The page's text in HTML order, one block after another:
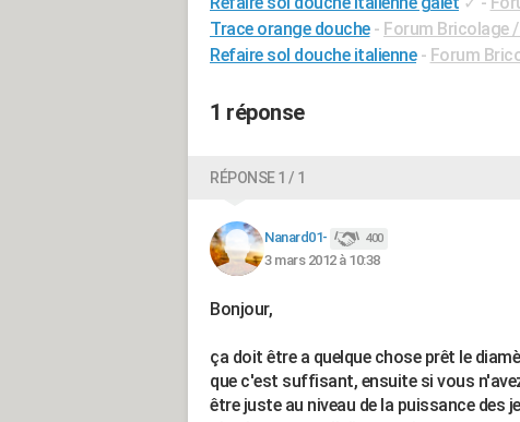
Trace orange douche - Forum Bricolage
Refaire sol douche italienne - Forum
1 réponse
RÉPONSE 1 / 1
Nanard01- 400
3 mars 2012 à 10:38
Bonjour,
ça doit être a quelque chose prêt le
que c'est suffisant, ensuite si vous
être juste au niveau de la puissance des